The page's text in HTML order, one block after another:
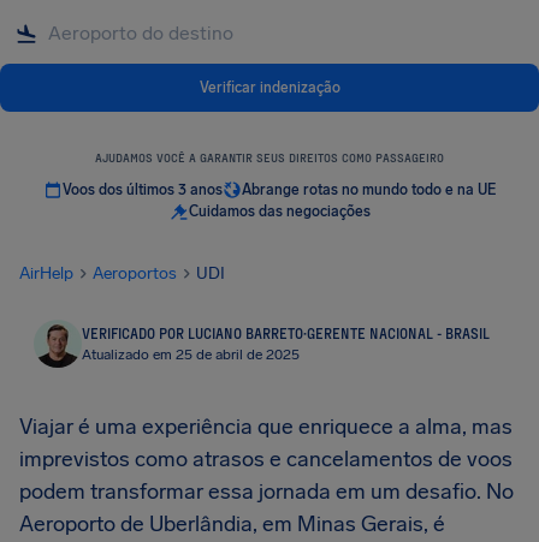
Verificar indenização
AJUDAMOS VOCÊ A GARANTIR SEUS DIREITOS COMO PASSAGEIRO
Voos dos últimos 3 anos
Abrange rotas no mundo todo e na UE
Cuidamos das negociações
AirHelp Aeroportos UDI
VERIFICADO POR LUCIANO BARRETO·GERENTE NACIONAL - BRASIL
Atualizado em 25 de abril de 2025
Viajar é uma experiência que enriquece a alma, mas
imprevistos como atrasos e cancelamentos de voos
podem transformar essa jornada em um desafio. No
Aeroporto de Uberlândia, em Minas Gerais, é